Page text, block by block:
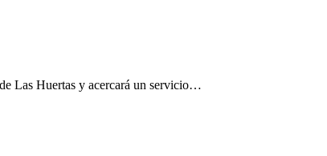
Las Huertas y acercará un servicio…